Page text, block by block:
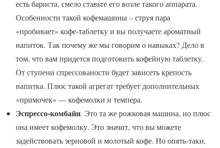
есть бариста, смело ставьте его возле такого аппарата.
Особенности такой кофемашины – струя пара
«пробивает» кофе-таблетку и вы получаете ароматный
напиток. Так почему же мы говорим о навыках? Дело в
том, что вам придется подготовить кофейную таблетку.
От ступени спрессованости будет зависеть крепость
напитка. Плюс такой агрегат требует дополнительных
«примочек» — кофемолки и темпера.
Эспрессо-комбайн. Это та же рожковая машина, но плюс
она имеет кофемолку. Это значит, что вы можете
задействовать зерновой и молотый кофе. Но опять-таки,